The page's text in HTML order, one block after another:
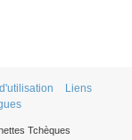
Liens
Tchèques